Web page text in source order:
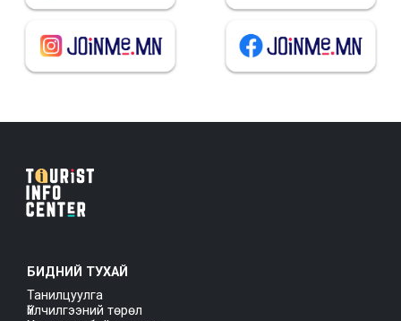
БИДНИЙ ТУХАЙ
Танилцуулга
Үйлчилгээний төрөл